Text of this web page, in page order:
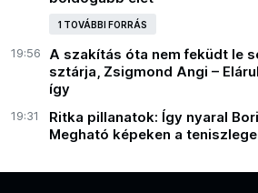
1 TOVÁBBI FORRÁS
19:56
A szakítás óta nem feküdt le
sztárja, Zsigmond Angi –
így
19:31
Ritka pillanatok: Így nyaral
Megható képeken a